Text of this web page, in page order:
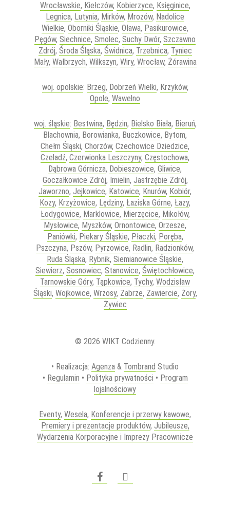
Wrocławskie, Kiełczów, Kobierzyce, Księginice,
Legnica, Lutynia, Mirków, Mrozów, Nadolice
Wielkie, Oborniki Śląskie, Oława, Pasikurowice,
Pęgów, Siechnice, Smolec, Suchy Dwór, Szczawno
Zdrój, Środa Śląska, Świdnica, Trzebnica, Tyniec
Mały, Wałbrzych, Wilkszyn, Wiry, Wrocław, Żórawina
woj. opolskie: Brzeg, Dobrzeń Wielki, Krzyków,
Opole, Wawelno
woj. śląskie: Bestwina, Będzin, Bielsko Biała, Bieruń,
Blachownia, Borowianka, Buczkowice, Bytom,
Chełm Śląski, Chorzów, Czechowice Dziedzice,
Czeladź, Czerwionka Leszczyny, Częstochowa,
Dąbrowa Górnicza, Dobieszowice, Gliwice,
Goczałkowice Zdrój, Imielin, Jastrzębie Zdrój,
Jaworzno, Jejkowice, Katowice, Knurów, Kobiór,
Kozy, Krzyżowice, Lędziny, Łaziska Górne, Łazy,
Łodygowice, Marklowice, Mierzęcice, Mikołów,
Mysłowice, Myszków, Ornontowice, Orzesze,
Paniówki, Piekary Śląskie, Płaczki, Poręba,
Pszczyna, Pszów, Pyrzowice, Radlin, Radzionków,
Ruda Śląska, Rybnik, Siemianowice Śląskie,
Siewierz, Sosnowiec, Stanowice, Świętochłowice,
Tarnowskie Góry, Tąpkowice, Tychy, Wodzisław
Śląski, Wojkowice, Wrzosy, Zabrze, Zawiercie, Żory,
Żywiec
© 2026 WIKT Codzienny.
• Realizacja: Agenza & Tombrand Studio
• Regulamin • Polityka prywatności • Program
lojalnościowy
Eventy, Wesela, Konferencje i przerwy kawowe,
Premiery i prezentacje produktów, Jubileusze,
Wydarzenia Korporacyjne i Imprezy Pracownicze
facebookinstagram